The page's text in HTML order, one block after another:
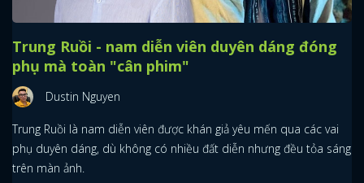
Trung Ruồi - nam diễn viên duyên dáng đóng
phụ mà toàn "cân phim"
Dustin Nguyen
Trung Ruồi là nam diễn viên được khán giả yêu mến qua các vai
phụ duyên dáng, dù không có nhiều đất diễn nhưng đều tỏa sáng
trên màn ảnh.